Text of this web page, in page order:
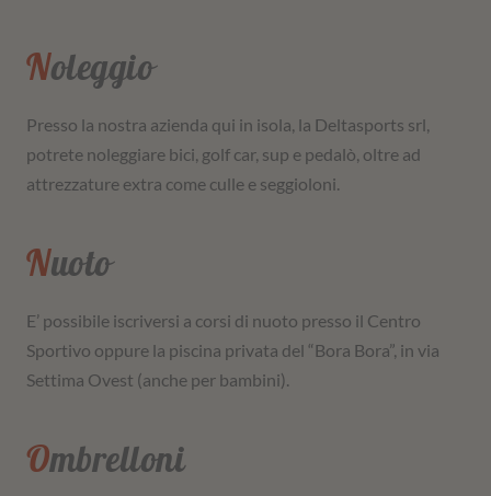
Noleggio
Presso la nostra azienda qui in isola, la Deltasports srl,
potrete noleggiare bici, golf car, sup e pedalò, oltre ad
attrezzature extra come culle e seggioloni.
Nuoto
E’ possibile iscriversi a corsi di nuoto presso il Centro
Sportivo oppure la piscina privata del “Bora Bora”, in via
Settima Ovest (anche per bambini).
Ombrelloni